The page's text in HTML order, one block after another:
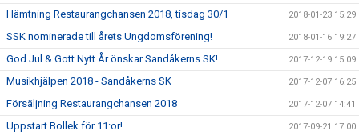
Hämtning Restaurangchansen 2018, tisdag 30/1 2018-01-23 15:29
SSK nominerade till årets Ungdomsförening! 2018-01-16 19:27
God Jul & Gott Nytt År önskar Sandåkerns SK! 2017-12-19 15:09
Musikhjälpen 2018 - Sandåkerns SK 2017-12-07 16:25
Försäljning Restaurangchansen 2018 2017-12-07 14:41
Uppstart Bollek för 11:or! 2017-09-21 17:00